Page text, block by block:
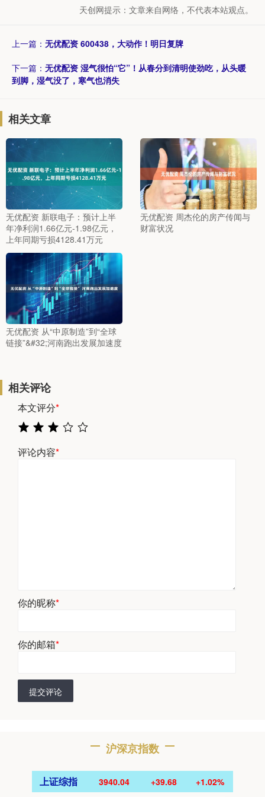
天创网提示：文章来自网络，不代表本站观点。
上一篇： 无优配资 600438，大动作！明日复牌
下一篇： 无优配资 湿气很怕“它”！从春分到清明使劲吃，从头暖
到脚，湿气没了，寒气也消失
相关文章
无优配资 新联电子：预计上半
年净利润1.66亿元-1.98亿元，
上年同期亏损4128.41万元
无优配资 周杰伦的房产传闻与
财富状况
无优配资 从“中原制造”到“全球
链接”&#32;河南跑出发展加速度
相关评论
本文评分*
评论内容*
你的昵称*
你的邮箱*
提交评论
沪深京指数
上证综指 3940.04 +39.68 +1.02%